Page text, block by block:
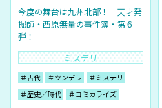
今度の舞台は九州北部！ 天才発
掘師・西原無量の事件簿・第６
弾！
ミステリ
＃古代 ＃ツンデレ
＃ミステリ
＃歴史／時代
＃コミカライズ